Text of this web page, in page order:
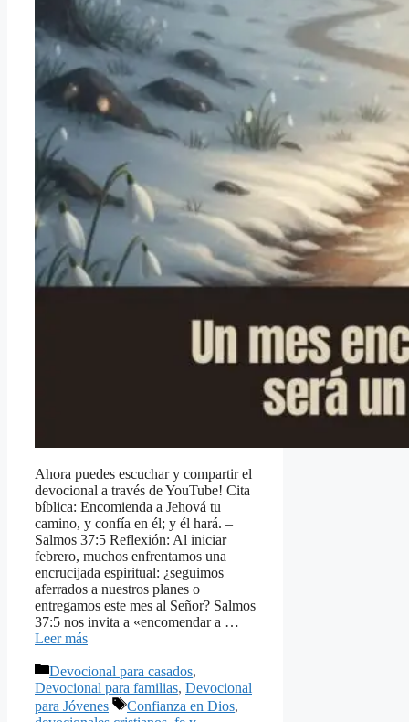
Ahora puedes escuchar y compartir el
devocional a través de YouTube! Cita
bíblica: Encomienda a Jehová tu
camino, y confía en él; y él hará. –
Salmos 37:5 Reflexión: Al iniciar
febrero, muchos enfrentamos una
encrucijada espiritual: ¿seguimos
aferrados a nuestros planes o
entregamos este mes al Señor? Salmos
37:5 nos invita a «encomendar a …
Leer más
Categorías
Devocional para casados,
Devocional para familias, Devocional
para Jóvenes
Etiquetas
Confianza en Dios,